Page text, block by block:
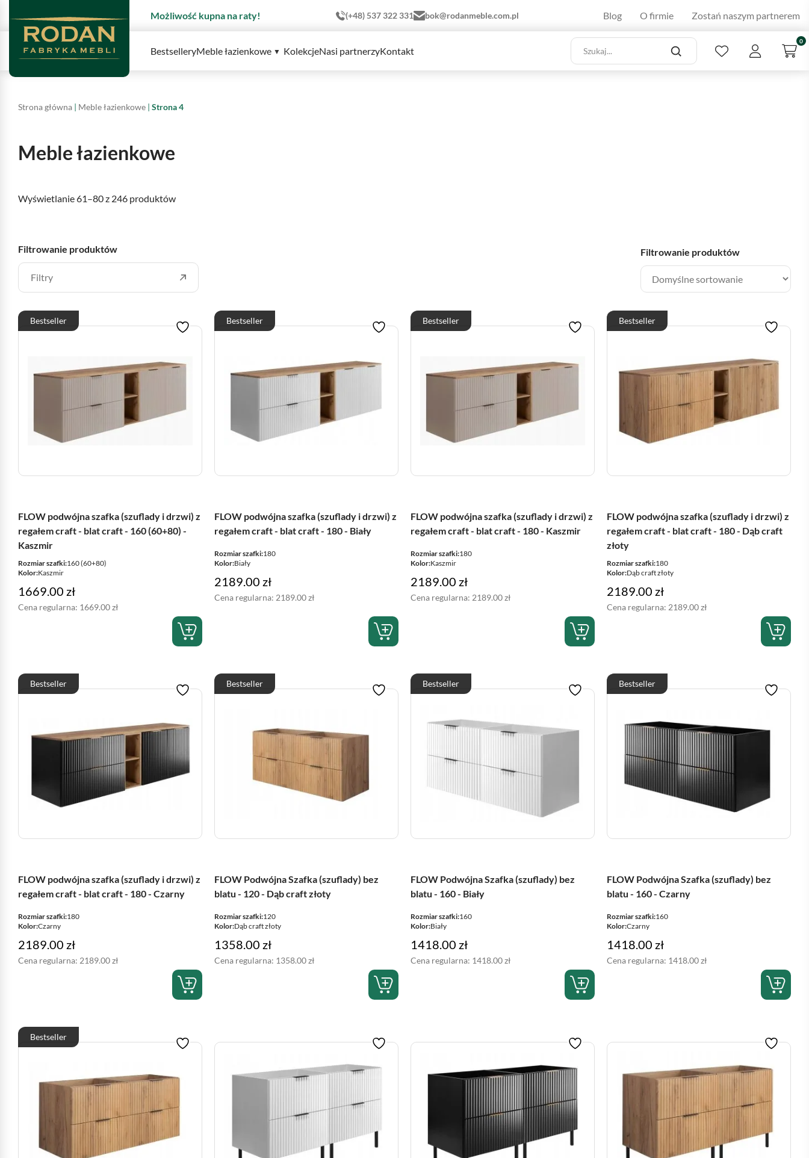
Możliwość kupna na raty! (+48) 537 322 331 bok@rodanmeble.com.pl Blog O firmie Zostań naszym partnerem
BestselleryMeble łazienkowe KolekcjeNasi partnerzyKontakt
0
Strona główna | Meble łazienkowe | Strona 4
Meble łazienkowe
Wyświetlanie 61–80 z 246 produktów
Filtrowanie produktów
Filtry
Filtrowanie produktów
Bestseller
FLOW podwójna szafka (szuflady i drzwi) z
regałem craft - blat craft - 160 (60+80) -
Kaszmir
Rozmiar szafki:160 (60+80)
Kolor:Kaszmir
1669.00 zł
Cena regularna: 1669.00zł
Bestseller
FLOW podwójna szafka (szuflady i drzwi) z
regałem craft - blat craft - 180 - Biały
Rozmiar szafki:180
Kolor:Biały
2189.00 zł
Cena regularna: 2189.00zł
Bestseller
FLOW podwójna szafka (szuflady i drzwi) z
regałem craft - blat craft - 180 - Kaszmir
Rozmiar szafki:180
Kolor:Kaszmir
2189.00 zł
Cena regularna: 2189.00zł
Bestseller
FLOW podwójna szafka (szuflady i drzwi) z
regałem craft - blat craft - 180 - Dąb craft
złoty
Rozmiar szafki:180
Kolor:Dąb craft złoty
2189.00 zł
Cena regularna: 2189.00zł
Bestseller
FLOW podwójna szafka (szuflady i drzwi) z
regałem craft - blat craft - 180 - Czarny
Rozmiar szafki:180
Kolor:Czarny
2189.00 zł
Cena regularna: 2189.00zł
Bestseller
FLOW Podwójna Szafka (szuflady) bez
blatu - 120 - Dąb craft złoty
Rozmiar szafki:120
Kolor:Dąb craft złoty
1358.00 zł
Cena regularna: 1358.00zł
Bestseller
FLOW Podwójna Szafka (szuflady) bez
blatu - 160 - Biały
Rozmiar szafki:160
Kolor:Biały
1418.00 zł
Cena regularna: 1418.00zł
Bestseller
FLOW Podwójna Szafka (szuflady) bez
blatu - 160 - Czarny
Rozmiar szafki:160
Kolor:Czarny
1418.00 zł
Cena regularna: 1418.00zł
Bestseller